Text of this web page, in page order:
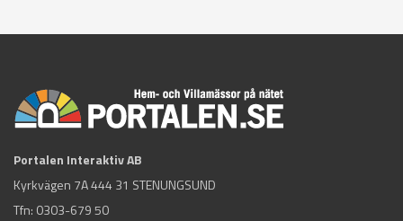
Portalen Interaktiv AB
Kyrkvägen 7A 444 31 STENUNGSUND
Tfn: 0303-679 50